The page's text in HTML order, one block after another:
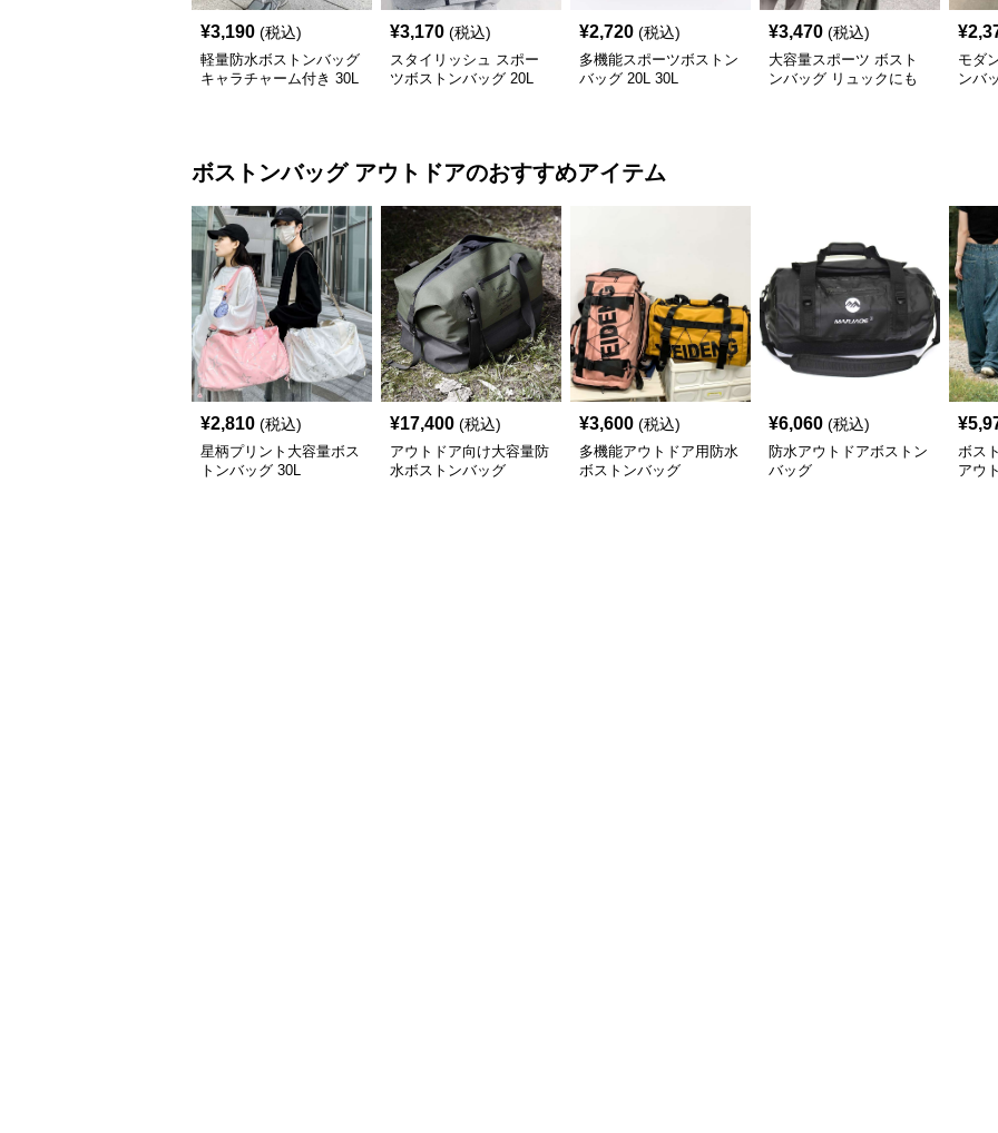
¥3,190 (税込)
軽量防水ボストンバッグ
キャラチャーム付き 30L
¥3,170 (税込)
スタイリッシュ スポー
ツボストンバッグ 20L
¥2,720 (税込)
多機能スポーツボストン
バッグ 20L 30L
¥3,470 (税込)
大容量スポーツ ボスト
ンバッグ リュックにも
¥
モダ
ンバ
ボストンバッグ アウトドアのおすすめアイテム
¥2,810 (税込)
星柄プリント大容量ボス
トンバッグ 30L
¥17,400 (税込)
アウトドア向け大容量防
水ボストンバッグ
¥3,600 (税込)
多機能アウトドア用防水
ボストンバッグ
¥6,060 (税込)
防水アウトドアボストン
バッグ
¥
ボス
アウ